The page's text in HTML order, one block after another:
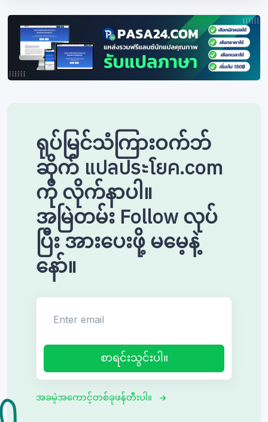
ရုပ်မြင်သံကြားဝက်ဘ်
ဆိုက် แปลประโยค.com
ကို လိုက်နာပါ။
အမြဲတမ်း Follow လုပ်
ပြီး အားပေးဖို့ မမေ့နဲ့
နော်။
စာရင်းသွင်းပါ။
အခမဲ့အကောင့်တစ်ခုဖန်တီးပါ။